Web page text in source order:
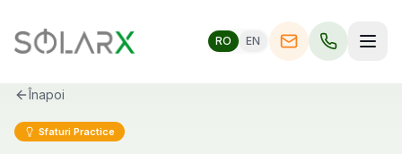
RO EN
Înapoi
Sfaturi Practice